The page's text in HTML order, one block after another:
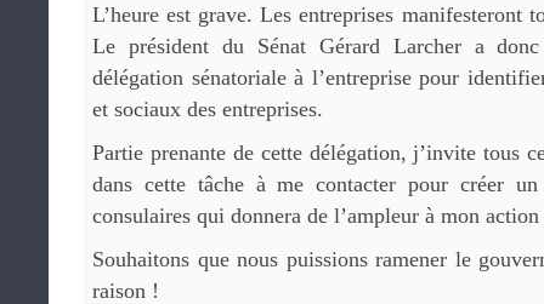
L’heure est grave. Les entreprises manifesteront
Le président du Sénat Gérard Larcher a
délégation sénatoriale à l’entreprise pour
et sociaux des entreprises.
Partie prenante de cette délégation, j’invite tous
dans cette tâche à me contacter pour créer
consulaires qui donnera de l’ampleur à mon
Souhaitons que nous puissions ramener le
raison !